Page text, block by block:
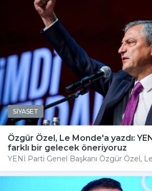
SİYASET
Özgür Özel, Le Monde'a yazdı:
farklı bir gelecek öneriyoruz
YENİ Parti Genel Başkanı Özgür Özel,